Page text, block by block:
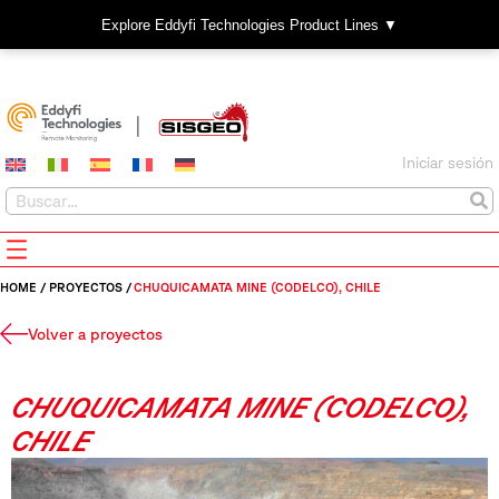
Explore Eddyfi Technologies Product Lines ▼
Iniciar sesión
HOME / PROYECTOS /CHUQUICAMATA MINE (CODELCO), CHILE
Volver a proyectos
CHUQUICAMATA MINE (CODELCO),
CHILE